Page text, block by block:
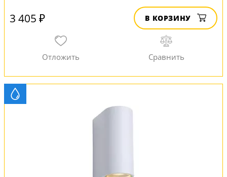
3 405 ₽ В КОРЗИНУ